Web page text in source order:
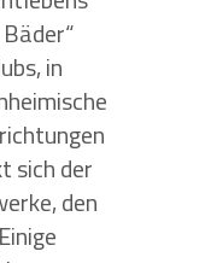
in
sich der
den